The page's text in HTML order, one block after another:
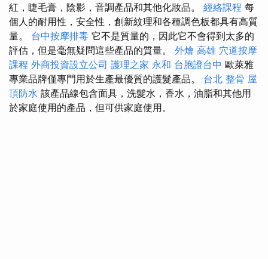
紅，睫毛膏，陰影，音調產品和其他化妝品。 經絡課程 每
個人的耐用性，安全性，創新紋理和各種調色板都具有高質
量。 台中按摩排毒 它不是質量的，因此它不會得到太多的
評估，但是毫無疑問這些產品的質量。 外燴 高雄 穴道按摩
課程 外商投資設立公司 護理之家 永和 台胞證台中 歐萊雅
專業品牌僅專門用於生產最優質的護髮產品。 台北 整骨 屋
頂防水 該產品線包含面具，洗髮水，香水，油脂和其他用
於家庭使用的產品，但可供家庭使用。